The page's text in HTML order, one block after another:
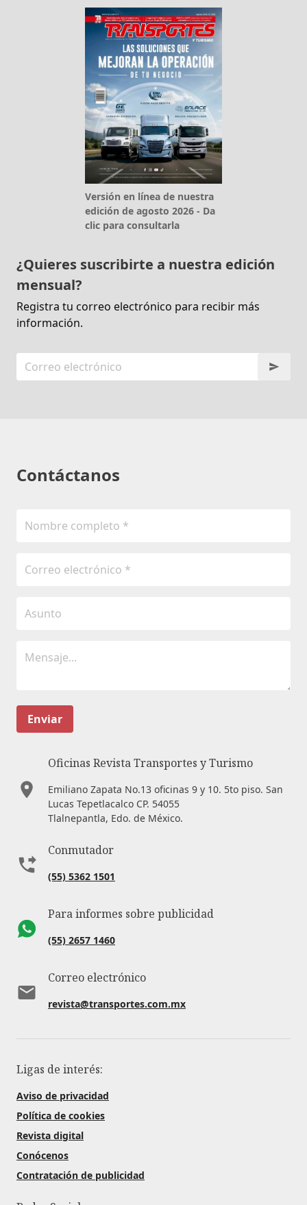
Versión en línea de nuestra
edición de agosto 2026 - Da
clic para consultarla
¿Quieres suscribirte a nuestra edición
mensual?
Registra tu correo electrónico para recibir más
información.
Contáctanos
Enviar
Oficinas Revista Transportes y Turismo
Emiliano Zapata No.13 oficinas 9 y 10. 5to piso. San
Lucas Tepetlacalco CP. 54055
Tlalnepantla, Edo. de México.
Conmutador
(55) 5362 1501
Para informes sobre publicidad
(55) 2657 1460
Correo electrónico
revista@transportes.com.mx
Ligas de interés:
Aviso de privacidad
Política de cookies
Revista digital
Conócenos
Contratación de publicidad